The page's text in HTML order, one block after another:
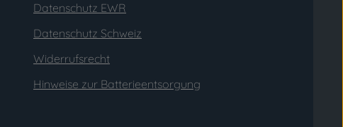
Datenschutz EWR
Datenschutz Schweiz
Widerrufsrecht
Hinweise zur Batterieentsorgung